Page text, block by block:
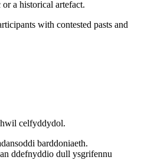
a historical artefact.
with contested pasts and
celfyddydol.
barddoniaeth.
ddefnyddio dull ysgrifennu